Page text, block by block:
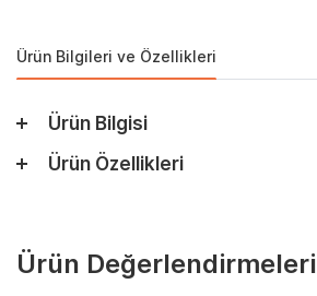
Ürün Bilgileri ve Özellikleri
Ürün Bilgisi
Ürün Özellikleri
Ürün Değerlendirmeleri